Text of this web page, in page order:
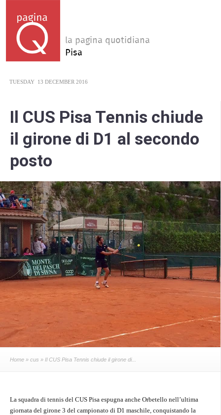
la pagina quotidiana
Pisa
TUESDAY 13 DECEMBER 2016
Il CUS Pisa Tennis chiude
il girone di D1 al secondo
posto
Home » cus » Il CUS Pisa Tennis chiude il girone di...
La squadra di tennis del CUS Pisa espugna anche Orbetello nell’ultima
giornata del girone 3 del campionato di D1 maschile, conquistando la